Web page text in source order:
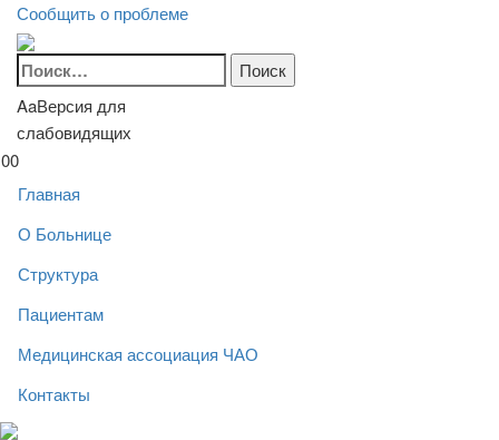
Сообщить о проблеме
Найти:
AaВерсия для
слабовидящих
00
Главная
О Больнице
Структура
Пациентам
Медицинская ассоциация ЧАО
Контакты
Skip